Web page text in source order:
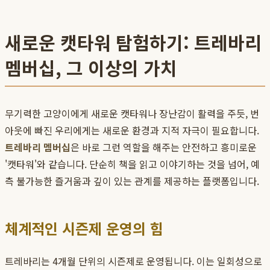
새로운 캣타워 탐험하기: 트레바리
멤버십, 그 이상의 가치
무기력한 고양이에게 새로운 캣타워나 장난감이 활력을 주듯, 번
아웃에 빠진 우리에게는 새로운 환경과 지적 자극이 필요합니다.
트레바리 멤버십은 바로 그런 역할을 해주는 안전하고 흥미로운
'캣타워'와 같습니다. 단순히 책을 읽고 이야기하는 것을 넘어, 예
측 불가능한 즐거움과 깊이 있는 관계를 제공하는 플랫폼입니다.
체계적인 시즌제 운영의 힘
트레바리는 4개월 단위의 시즌제로 운영됩니다. 이는 일회성으로